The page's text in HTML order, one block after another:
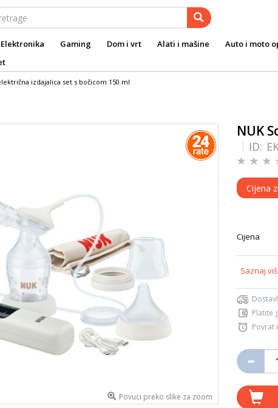
Elektronika Gaming Dom i vrt Alati i mašine Auto i moto
izdajalica set s bočicom 150 ml
Povuci preko slike za zoom
NUK
ID:
Cijena
Cijena
Saznaj
Platite
Povrat